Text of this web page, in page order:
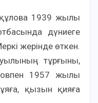
1939 жылы
дүниеге
жерінде өткен.
тұрғыны,
1957 жылы
қызын қияға